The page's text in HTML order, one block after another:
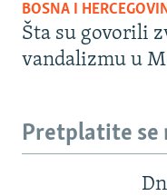
BOSNA I
Šta su govorili
vandalizmu u
Pretplatite se